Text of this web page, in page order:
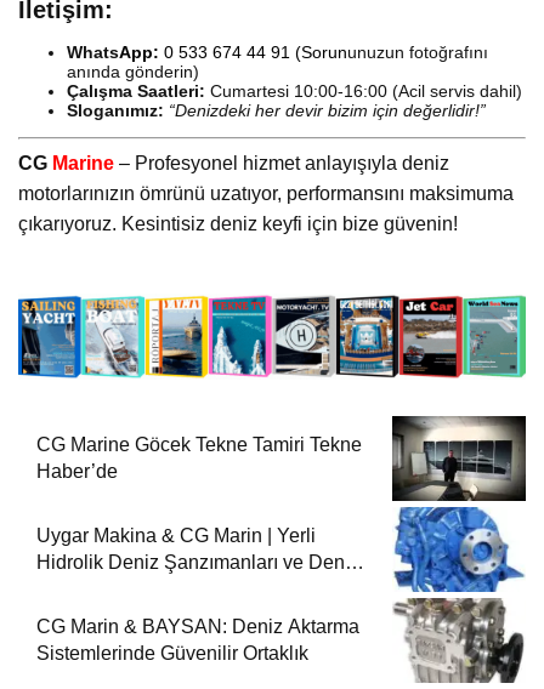
İletişim:
WhatsApp: 0 533 674 44 91 (Sorununuzun fotoğrafını
anında gönderin)
Çalışma Saatleri: Cumartesi 10:00-16:00 (Acil servis dahil)
Sloganımız: “Denizdeki her devir bizim için değerlidir!”
CG Marine – Profesyonel hizmet anlayışıyla deniz
motorlarınızın ömrünü uzatıyor, performansını maksimuma
çıkarıyoruz. Kesintisiz deniz keyfi için bize güvenin!
CG Marine Göcek Tekne Tamiri Tekne
Haber’de
Uygar Makina & CG Marin | Yerli
Hidrolik Deniz Şanzımanları ve Deniz
CG Marin & BAYSAN: Deniz Aktarma
Sistemlerinde Güvenilir Ortaklık